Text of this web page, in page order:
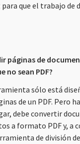
para que el trabajo de
páginas de
no sean PDF?
sólo está
de un PDF. Pero
debe convertir
a formato PDF y, a
de división de